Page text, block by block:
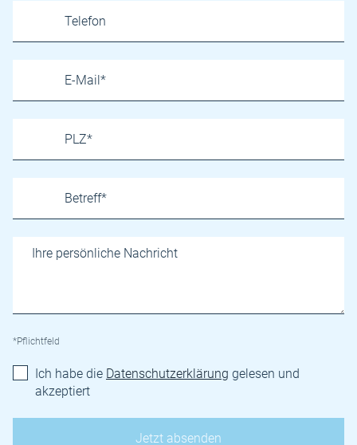
*Pflichtfeld
Ich habe die Datenschutzerklärung gelesen und
akzeptiert